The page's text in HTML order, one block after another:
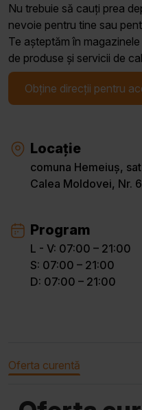
Nu trebuie să cauți prea
nevoie pentru tine sau
Te așteptăm în
de produse și servicii de
Obține direcții pentru
Locație
comuna Hemeiuș,
Calea Moldovei, Nr.
Program
L - V: 07:00 – 21:00
S: 07:00 – 21:00
D: 07:00 – 21:00
Oferta curentă